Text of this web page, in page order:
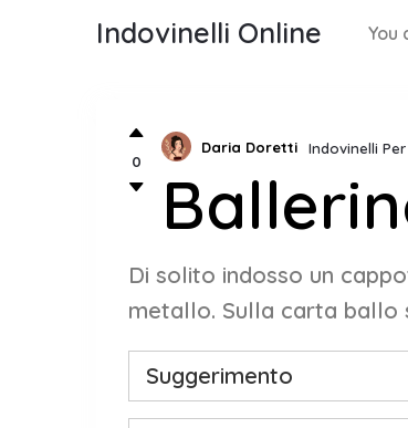
Indovinelli Online You
0
Daria Doretti Indovinelli
Di solito indosso un
metallo. Sulla carta ballo
Suggerimento